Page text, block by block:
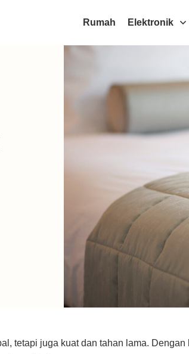
Rumah Elektronik
tetapi juga kuat dan tahan lama.